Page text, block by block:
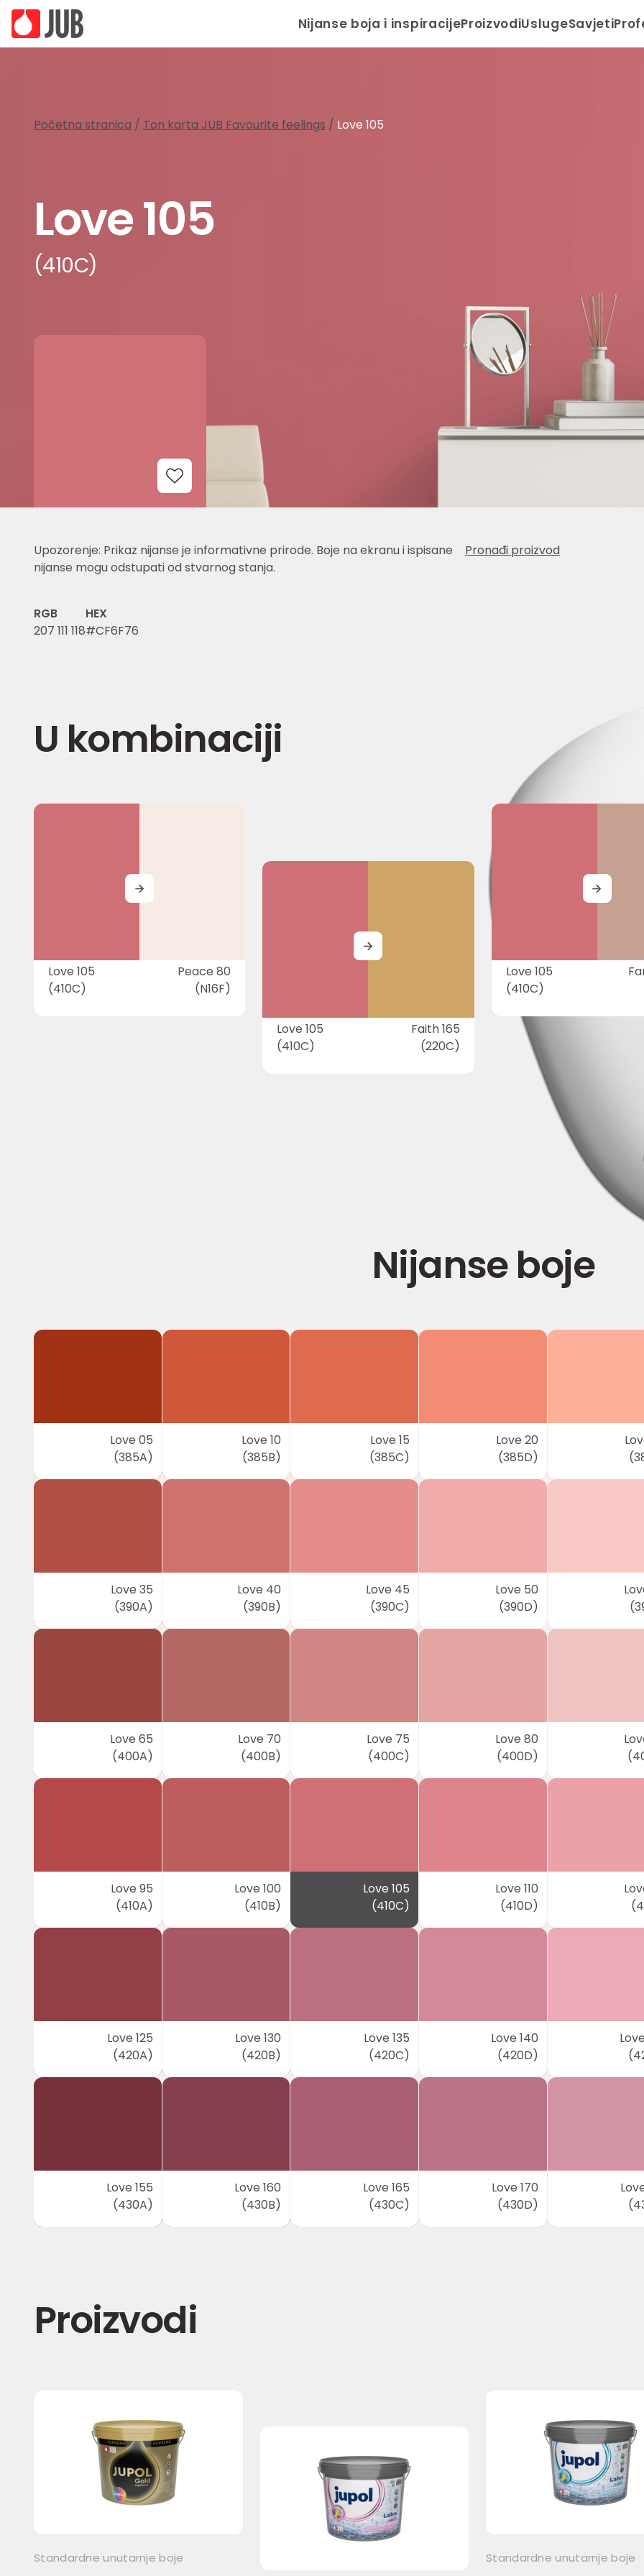
Nijanse boja i inspiracijeProizvodiUslugeSavjeti
Početna stranica / Ton karta JUB Favourite feelings / Love 105
Love 105
(410C)
Add to Wishlist
Upozorenje: Prikaz nijanse je informativne prirode. Boje na ekranu i ispisane
nijanse mogu odstupati od stvarnog stanja.
Pronađi proizvod
RGB
207 111 118
HEX
#CF6F76
U kombinaciji
Love 105
(410C)
Peace 80
(N16F)
MORE
Love 105
(410C)
Faith 165
(220C)
MORE
Love 105
(410C)
MORE
Nijanse boje
Love 05
(385A)
Love 10
(385B)
Love 15
(385C)
Love 20
(385D)
Love 35
(390A)
Love 40
(390B)
Love 45
(390C)
Love 50
(390D)
Love 65
(400A)
Love 70
(400B)
Love 75
(400C)
Love 80
(400D)
Love 95
(410A)
Love 100
(410B)
Love 105
(410C)
Love 110
(410D)
Love 125
(420A)
Love 130
(420B)
Love 135
(420C)
Love 140
(420D)
Love 155
(430A)
Love 160
(430B)
Love 165
(430C)
Love 170
(430D)
Proizvodi
Standardne unutarnje boje Standardne unutarnje boje